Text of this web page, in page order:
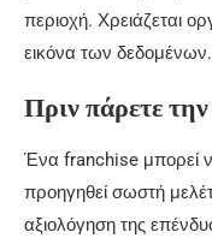
περιοχή. Χρειάζεται
εικόνα των δεδομένων.
Πριν πάρετε
Ένα franchise μπορεί
προηγηθεί σωστή
αξιολόγηση της